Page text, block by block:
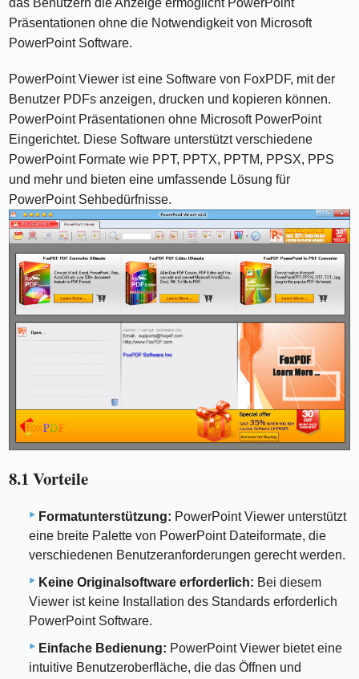
das Benutzern die Anzeige ermöglicht PowerPoint
Präsentationen ohne die Notwendigkeit von Microsoft
PowerPoint Software.
PowerPoint Viewer ist eine Software von FoxPDF, mit der
Benutzer PDFs anzeigen, drucken und kopieren können.
PowerPoint Präsentationen ohne Microsoft PowerPoint
Eingerichtet. Diese Software unterstützt verschiedene
PowerPoint Formate wie PPT, PPTX, PPTM, PPSX, PPS
und mehr und bieten eine umfassende Lösung für
PowerPoint Sehbedürfnisse.
8.1 Vorteile
Formatunterstützung: PowerPoint Viewer unterstützt
eine breite Palette von PowerPoint Dateiformate, die
verschiedenen Benutzeranforderungen gerecht werden.
Keine Originalsoftware erforderlich: Bei diesem
Viewer ist keine Installation des Standards erforderlich
PowerPoint Software.
Einfache Bedienung: PowerPoint Viewer bietet eine
intuitive Benutzeroberfläche, die das Öffnen und